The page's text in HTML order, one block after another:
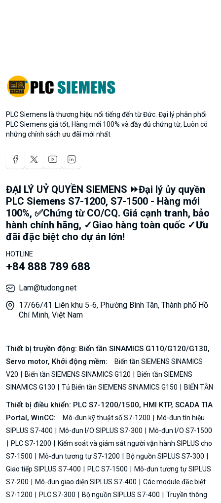
PLC Siemens là thương hiệu nổi tiếng đến từ Đức. Đại lý phân phối
PLC Siemens giá tốt, Hàng mới 100% và đầy đủ chứng từ, Luôn có
những chính sách ưu đãi mới nhất
ĐẠI LÝ UỶ QUYỀN SIEMENS ⏩Đại lý ủy quyền
PLC Siemens S7-1200, S7-1500 - Hàng mới
100%, ✅Chứng từ CO/CQ. Giá cạnh tranh, bảo
hành chính hãng, ✓Giao hàng toàn quốc ✓Ưu
đãi đặc biệt cho dự án lớn!
HOTLINE
+84 888 789 688
Lam@tudong.net
17/66/41 Liên khu 5-6, Phường Bình Tân, Thành phố Hồ
Chí Minh, Việt Nam
Thiết bị truyền động: Biến tần SINAMICS G110/G120/G130,
Servo motor, Khởi động mềm:
Biến tần SIEMENS SINAMICS
V20
Biến tần SIEMENS SINAMICS G120
Biến tần SIEMENS
SINAMICS G130
Tủ Biến tần SIEMENS SINAMICS G150 BIẾN TẦN
Thiết bị điều khiển: PLC S7-1200/1500, HMI KTP, SCADA TIA
Portal, WinCC:
Mô-đun kỹ thuật số S7-1200
Mô-đun tín hiệu
SIPLUS S7-400
Mô-đun I/O SIPLUS S7-300
Mô-đun I/O S7-1500
PLC S7-1200
Kiểm soát và giám sát người vận hành SIPLUS cho
S7-1500
Mô-đun tương tự S7-1200
Bộ nguồn SIPLUS S7-300
Giao tiếp SIPLUS S7-400
PLC S7-1500
Mô-đun tương tự SIPLUS
S7-200
Mô-đun giao diện SIPLUS S7-400
Các module đặc biệt
S7-1200
PLC S7-300 Bộ nguồn SIPLUS S7-400
Truyền thông